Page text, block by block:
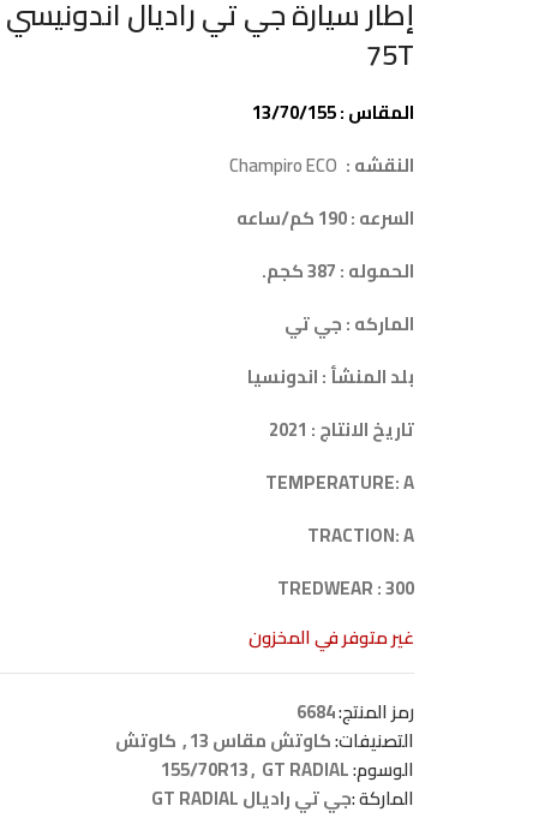
75T
المقاس : 13/70/155
النقشه : Champiro ECO
السرعه : 190 كم/ساعه
الحموله : 387 كجم.
الماركه : جي تي
بلد المنشأ : اندونسيا
تاريخ الانتاج : 2021
TEMPERATURE: A
TRACTION: A
TREDWEAR : 300
غير متوفر في المخزون
رمز المنتج:6684
التصنيفات:كاوتش مقاس 13 , كاوتش
الوسوم:
155/70R13, GT RADIAL
الماركة :جي تي راديال GT RADIAL